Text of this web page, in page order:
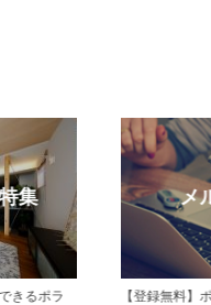
メルマガ登録
【登録無料】ポラスの新築一